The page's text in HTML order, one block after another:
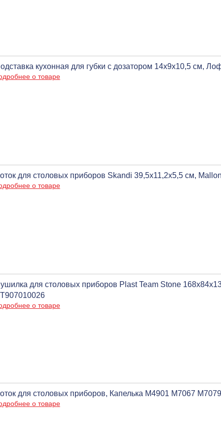
кухонная для губки с дозатором 14х9х10,5 см,
о товаре
для столовых приборов Skandi 39,5х11,2х5,5 см,
о товаре
для столовых приборов Plast Team Stone
о товаре
для столовых приборов, Капелька М4901 М7067 М7079
о товаре